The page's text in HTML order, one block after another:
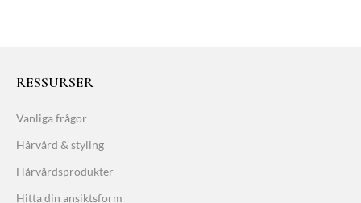
RESSURSER
Vanliga frågor
Hårvård & styling
Hårvårdsprodukter
Hitta din ansiktsform